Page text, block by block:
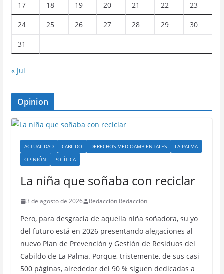
17 18 19 20 21 22 23
24 25 26 27 28 29 30
31
« Jul
Opinion
ACTUALIDAD CABILDO DERECHOS MEDIOAMBIENTALES
LA PALMA
OPINIÓN
POLÍTICA
La niña que soñaba con reciclar
3 de agosto de 2026 Redacción Redacción
Pero, para desgracia de aquella niña soñadora, su yo
del futuro está en 2026 presentando alegaciones al
nuevo Plan de Prevención y Gestión de Residuos del
Cabildo de La Palma. Porque, tristemente, de sus casi
500 páginas, alrededor del 90 % siguen dedicadas a